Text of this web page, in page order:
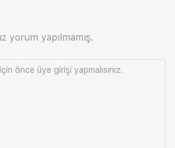
yorum yapılmamış.
önce üye girişi yapmalısınız.